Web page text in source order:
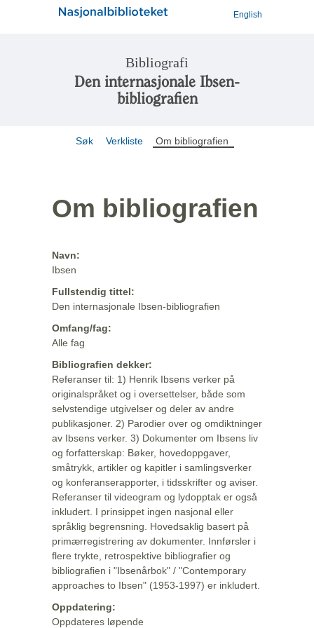
English
Bibliografi
Den internasjonale Ibsen-
bibliografien
Søk Verkliste Om bibliografien
Om bibliografien
Navn:
Ibsen
Fullstendig tittel:
Den internasjonale Ibsen-bibliografien
Omfang/fag:
Alle fag
Bibliografien dekker:
Referanser til: 1) Henrik Ibsens verker på
originalspråket og i oversettelser, både som
selvstendige utgivelser og deler av andre
publikasjoner. 2) Parodier over og omdiktninger
av Ibsens verker. 3) Dokumenter om Ibsens liv
og forfatterskap: Bøker, hovedoppgaver,
småtrykk, artikler og kapitler i samlingsverker
og konferanserapporter, i tidsskrifter og aviser.
Referanser til videogram og lydopptak er også
inkludert. I prinsippet ingen nasjonal eller
språklig begrensning. Hovedsaklig basert på
primærregistrering av dokumenter. Innførsler i
flere trykte, retrospektive bibliografier og
bibliografien i "Ibsenårbok" / "Contemporary
approaches to Ibsen" (1953-1997) er inkludert.
Oppdatering:
Oppdateres løpende